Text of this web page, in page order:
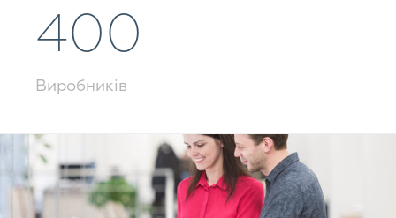
400
Виробників